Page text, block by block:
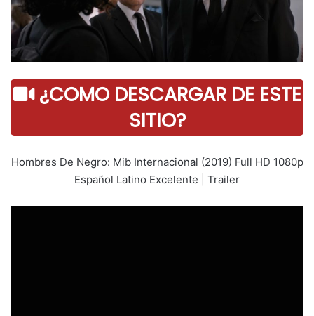
¿COMO DESCARGAR DE ESTE
SITIO?
Hombres De Negro: Mib Internacional (2019) Full HD 1080p
Español Latino Excelente | Trailer